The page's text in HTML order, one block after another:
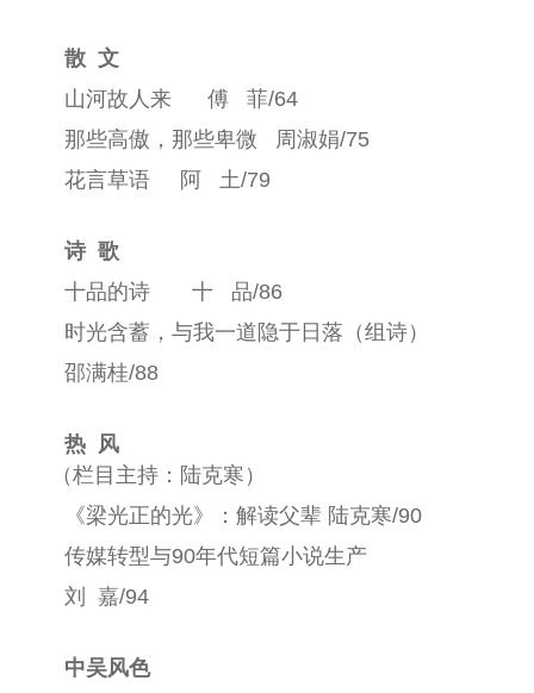
散 文
山河故人来
傅 菲/64
那些高傲，那些卑微
周淑娟/75
花言草语
阿 土/79
诗 歌
十品的诗
十 品/86
时光含蓄，与我一道隐于日落（组诗）
邵满桂/88
热
风
（栏目主持：陆克寒）
《梁光正的光》：解读父辈 陆克寒/90
传媒转型与90年代短篇小说生产
刘
嘉/94
中吴风色